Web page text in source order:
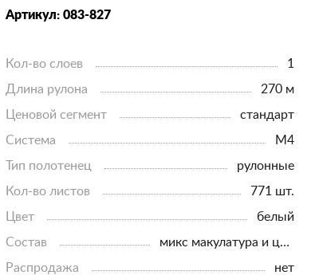
Артикул: 083-827
Кол-во слоев
1
Длина рулона
270 м
Ценовой сегмент
стандарт
Система
М4
Тип полотенец
рулонные
Кол-во листов
771 шт.
Цвет
белый
Состав
микс макулатура и целлюлоза
Распродажа
нет